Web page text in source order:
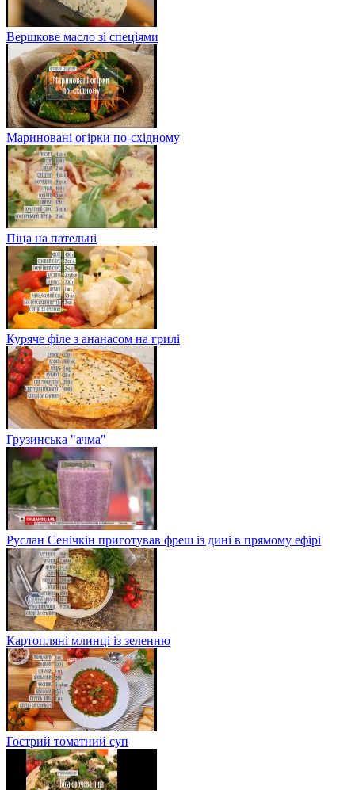
Вершкове масло зі спеціями
Мариновані огірки по-східному
Піца на пательні
Куряче філе з ананасом на грилі
Грузинська "ачма"
Руслан Сенічкін приготував фреш із дині в прямому ефірі
Картопляні млинці із зеленню
Гострий томатний суп